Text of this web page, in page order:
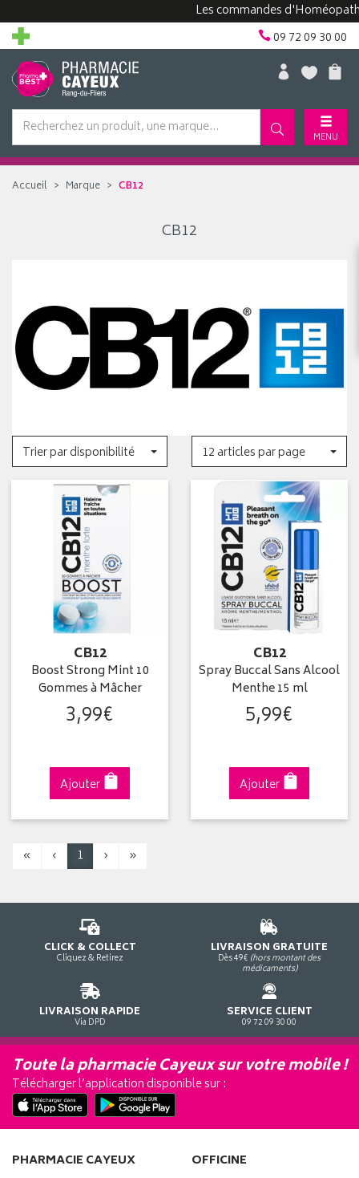
Les commandes
09 72 09 30 00
MENU
Accueil Marque CB12
CB12
Trier par disponibilité 12 articles par page
CB12
Boost Strong Mint 10
Gommes à Mâcher
3,99€
Ajouter
CB12
Spray Buccal Sans Alcool
Menthe 15 ml
5,99€
Ajouter
« ‹ 1 › »
CLICK & COLLECT
Cliquez & Retirez
LIVRAISON GRATUITE
Dès 49€ (hors montant des
médicaments)
LIVRAISON RAPIDE
Via DPD
SERVICE CLIENT
09 72 09 30 00
Toute la pharmacie Cayeux sur votre mobile !
Télécharger l’application disponible sur :
PHARMACIE CAYEUX OFFICINE